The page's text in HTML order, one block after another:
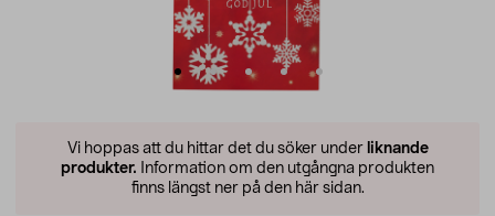
Vi hoppas att du hittar det du söker under liknande
produkter. Information om den utgångna produkten
finns längst ner på den här sidan.